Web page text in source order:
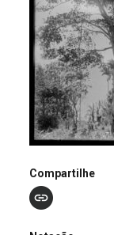
Compartilhe